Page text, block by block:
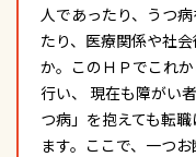
人であったり、うつ
たり、医療関係や社
か。このＨＰでこれ
行い、 現在も障がい
つ病」を抱えても転
ます。ここで、一つ